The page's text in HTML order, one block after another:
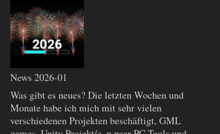
News 2026-01
Was gibt es neues? Die letzten Wochen und
Monate habe ich mich mit sehr vielen
verschiedenen Projekten beschäftigt, GML